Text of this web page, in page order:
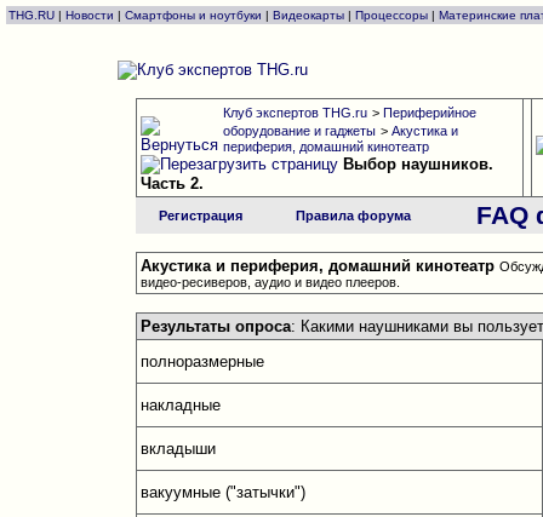
THG.RU | Новости | Смартфоны и ноутбуки | Видеокарты | Процессоры | Материнские
Клуб экспертов THG.ru > Периферийное
оборудование и гаджеты > Акустика и
периферия, домашний кинотеатр
Выбор наушников.
Часть 2.
Регистрация Правила форума FAQ
Акустика и периферия, домашний кинотеатр
видео-ресиверов, аудио и видео плееров.
Результаты опроса: Какими наушниками вы
полноразмерные
накладные
вкладыши
вакуумные ("затычки")